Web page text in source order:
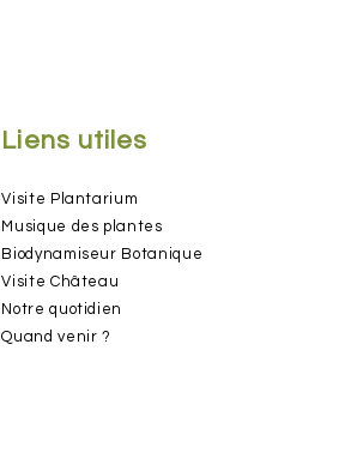
Liens utiles
Visite Plantarium
Musique d es plantes
Biodynamiseur Botan ique
Visite Château
Notre quotidien
Quand venir ?